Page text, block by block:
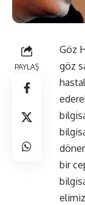
PAYLAŞ
Göz
göz
bir